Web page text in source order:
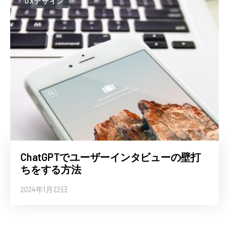
ChatGPTでユーザーインタビューの壁打
ちをする方法
2024年1月22日